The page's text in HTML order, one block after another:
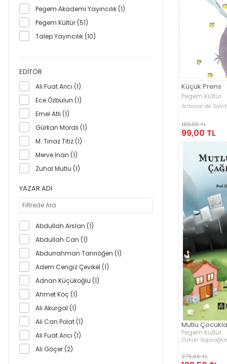
Pegem Akademi Yayıncılık (1)
Pegem Kültür (51)
Talep Yayıncılık (10)
EDITÖR
Ali Fuat Arıcı (1)
Ece Özbulun (1)
Emel Atlı (1)
Gürkan Moralı (1)
M. Tınaz Titiz (1)
Merve İnan (1)
Zuhal Mutlu (1)
YAZAR ADI
Abdullah Arslan (1)
Abdullah Can (1)
Abdurrahman Tanrıöğen (1)
Adem Cengiz Çevikel (1)
Adnan Küçükoğlu (1)
Ahmet Köç (1)
Ali Akurgal (1)
Ali Can Polat (1)
Ali Fuat Arıcı (1)
Ali Göçer (2)
Küçük Prens
Pegem Kültür
Antoine de
180,00 TL
99,00 TL
Mutlu
Pegem Kültür
Özkan
275,00 TL